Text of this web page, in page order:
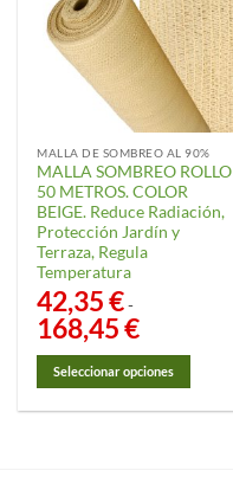
opciones
se
pueden
página
de
producto
MALLA DE SOMBREO AL 90%
MALLA SOMBREO ROLLO
50 METROS. COLOR
BEIGE. Reduce Radiación,
Protección Jardín y
Terraza, Regula
Temperatura
42,35€-
168,45€Rango
de
precios:
desde
42,35 €
168,45 €
Seleccionar opciones